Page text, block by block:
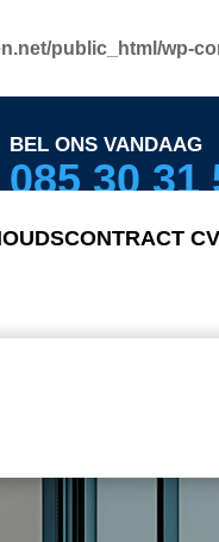
public_html/wp-
BEL ONS VANDAAG
085 30 31